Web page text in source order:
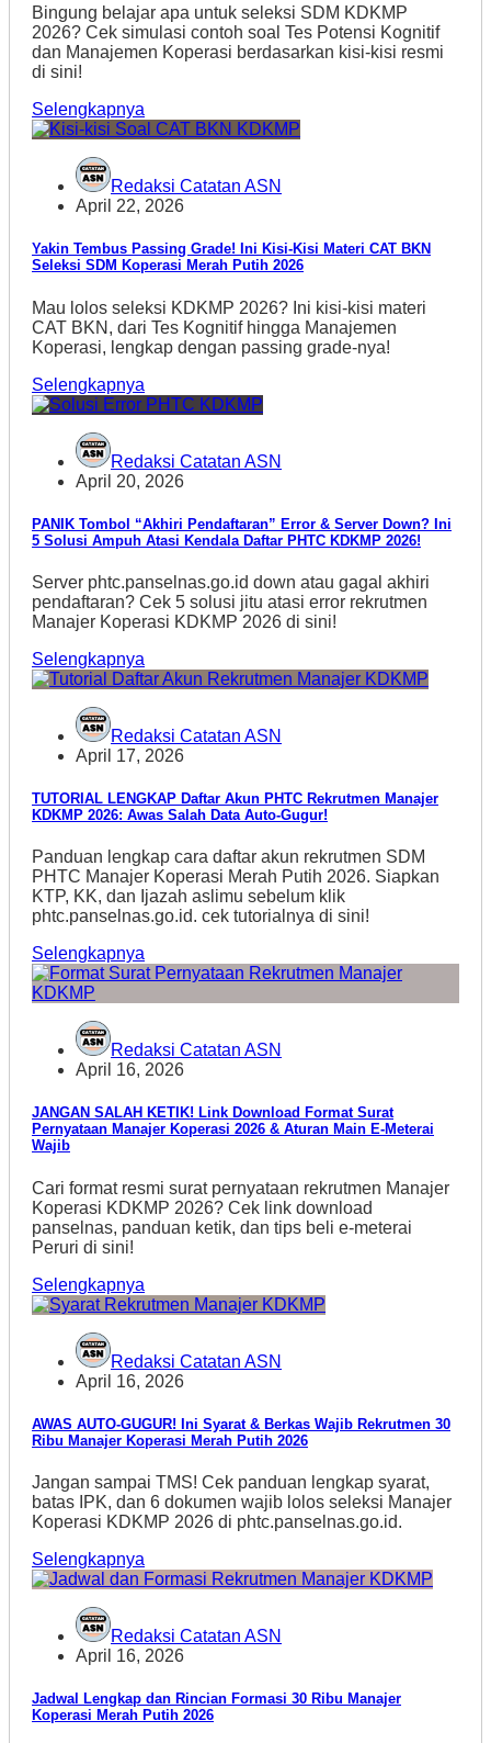
Bingung belajar apa untuk seleksi SDM KDKMP
2026? Cek simulasi contoh soal Tes Potensi Kognitif
dan Manajemen Koperasi berdasarkan kisi-kisi resmi
di sini!
Selengkapnya
Redaksi Catatan ASN
April 22, 2026
Yakin Tembus Passing Grade! Ini Kisi-Kisi Materi CAT BKN
Seleksi SDM Koperasi Merah Putih 2026
Mau lolos seleksi KDKMP 2026? Ini kisi-kisi materi
CAT BKN, dari Tes Kognitif hingga Manajemen
Koperasi, lengkap dengan passing grade-nya!
Selengkapnya
Redaksi Catatan ASN
April 20, 2026
PANIK Tombol “Akhiri Pendaftaran” Error & Server Down? Ini
5 Solusi Ampuh Atasi Kendala Daftar PHTC KDKMP 2026!
Server phtc.panselnas.go.id down atau gagal akhiri
pendaftaran? Cek 5 solusi jitu atasi error rekrutmen
Manajer Koperasi KDKMP 2026 di sini!
Selengkapnya
Redaksi Catatan ASN
April 17, 2026
TUTORIAL LENGKAP Daftar Akun PHTC Rekrutmen Manajer
KDKMP 2026: Awas Salah Data Auto-Gugur!
Panduan lengkap cara daftar akun rekrutmen SDM
PHTC Manajer Koperasi Merah Putih 2026. Siapkan
KTP, KK, dan Ijazah aslimu sebelum klik
phtc.panselnas.go.id. cek tutorialnya di sini!
Selengkapnya
Redaksi Catatan ASN
April 16, 2026
JANGAN SALAH KETIK! Link Download Format Surat
Pernyataan Manajer Koperasi 2026 & Aturan Main E-Meterai
Wajib
Cari format resmi surat pernyataan rekrutmen Manajer
Koperasi KDKMP 2026? Cek link download
panselnas, panduan ketik, dan tips beli e-meterai
Peruri di sini!
Selengkapnya
Redaksi Catatan ASN
April 16, 2026
AWAS AUTO-GUGUR! Ini Syarat & Berkas Wajib Rekrutmen 30
Ribu Manajer Koperasi Merah Putih 2026
Jangan sampai TMS! Cek panduan lengkap syarat,
batas IPK, dan 6 dokumen wajib lolos seleksi Manajer
Koperasi KDKMP 2026 di phtc.panselnas.go.id.
Selengkapnya
Redaksi Catatan ASN
April 16, 2026
Jadwal Lengkap dan Rincian Formasi 30 Ribu Manajer
Koperasi Merah Putih 2026